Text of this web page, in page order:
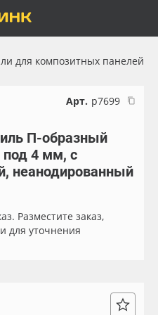
для композитных панелей
Арт. р7699
П-образный
под 4 мм, с
неанодированный
Разместите заказ,
для уточнения